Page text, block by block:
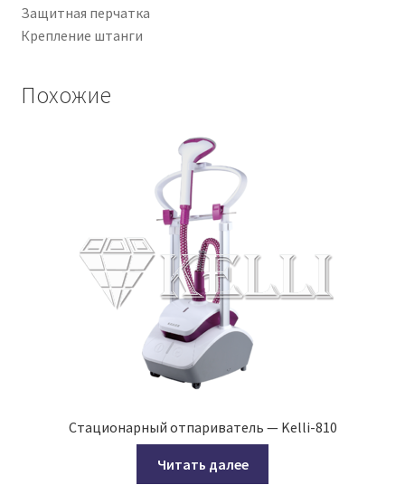
Защитная перчатка
Крепление штанги
Похожие
Стационарный отпариватель — Kelli-810
Читать далее